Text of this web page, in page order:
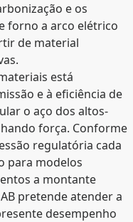
e os
forno a arco elétrico
de material
está
e à eficiência de
o aço dos altos-
força. Conforme
regulatória cada
para modelos
a montante
pretende atender a
desempenho